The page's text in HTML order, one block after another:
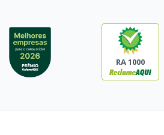
RA 1000